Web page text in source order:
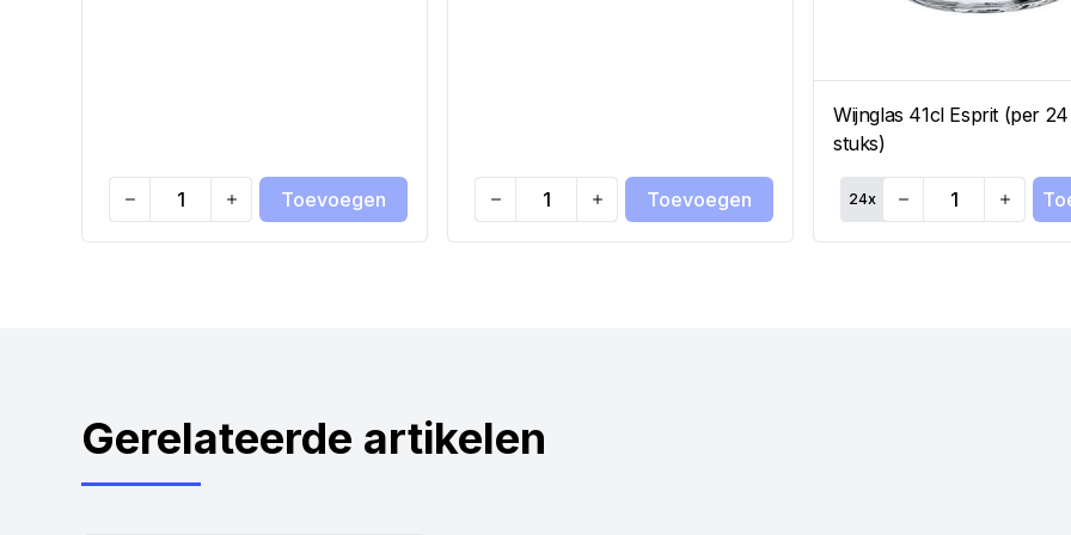
Quantity
Toevoegen
Quantity
Toevoegen
Wijnglas 41cl Esprit (per 24
stuks)
24x
Quantity
Gerelateerde artikelen